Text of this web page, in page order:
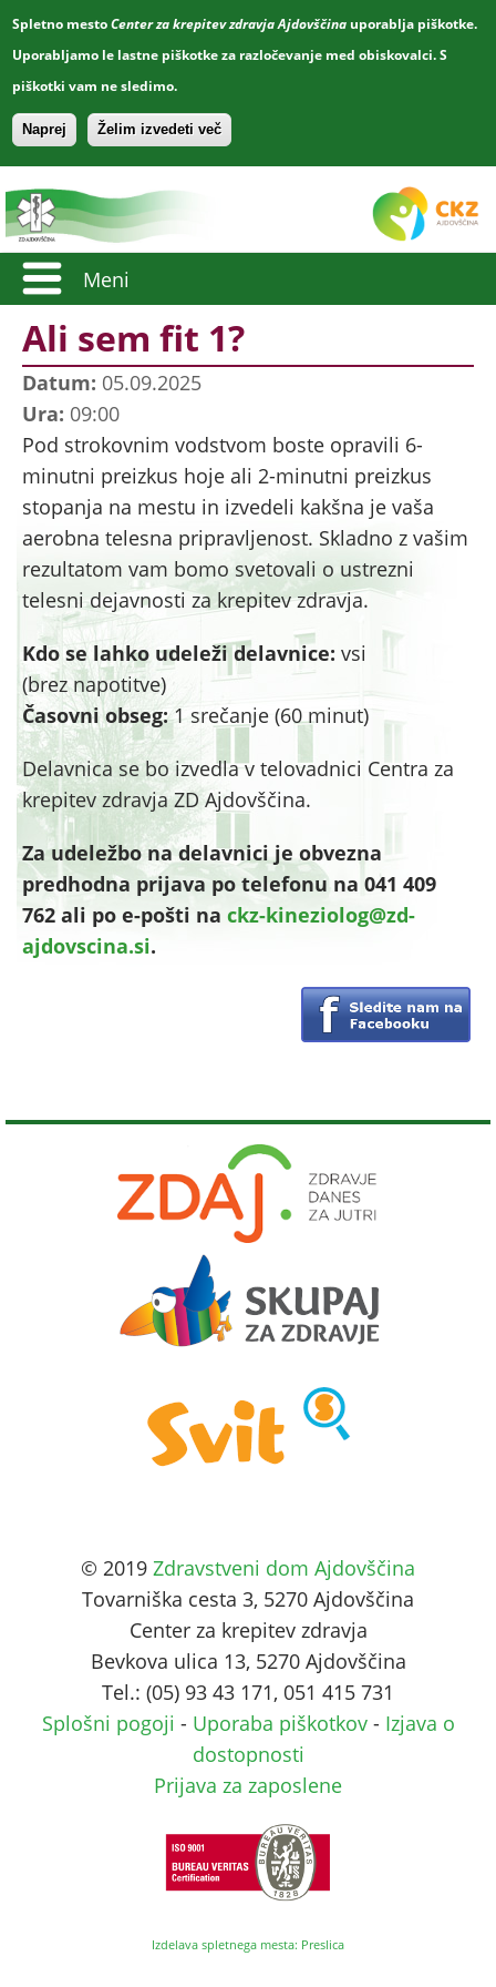
Spletno mestoCenter za krepitev zdravja Ajdovščina uporablja piškotke.
Uporabljamo le lastne piškotke za razločevanje med obiskovalci. S
piškotki vam ne sledimo.
Naprej Želim izvedeti več
Meni
Ali sem fit 1?
Datum: 05.09.2025
Ura: 09:00
Pod strokovnim vodstvom boste opravili 6-
minutni preizkus hoje ali 2-minutni preizkus
stopanja na mestu in izvedeli kakšna je vaša
aerobna telesna pripravljenost. Skladno z vašim
rezultatom vam bomo svetovali o ustrezni
telesni dejavnosti za krepitev zdravja.
Kdo se lahko udeleži delavnice: vsi
(brez napotitve)
Časovni obseg:1 srečanje (60 minut)
Delavnica se bo izvedla v telovadnici Centra za
krepitev zdravja ZD Ajdovščina.
Za udeležbo na delavnici je obvezna
predhodna prijava po telefonu na 041 409
762 ali po e-pošti na ckz-kineziolog@zd-
ajdovscina.si.
© 2019 Zdravstveni dom Ajdovščina
Tovarniška cesta 3, 5270 Ajdovščina
Center za krepitev zdravja
Bevkova ulica 13, 5270 Ajdovščina
Tel.: (05) 93 43 171, 051 415 731
Splošni pogoji - Uporaba piškotkov- Izjava o
dostopnosti
Prijava za zaposlene
Izdelava spletnega mesta: Preslica